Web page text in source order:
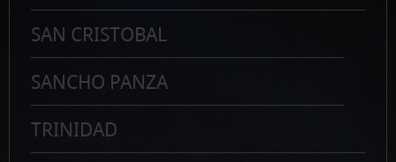
SAN CRISTOBAL
SANCHO PANZA
TRINIDAD